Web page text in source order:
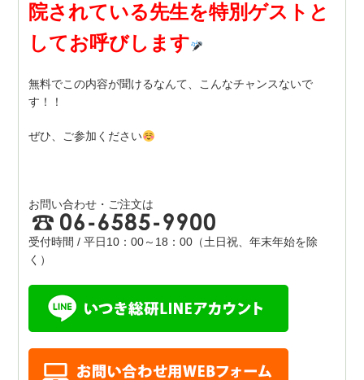
院されている先生を特別ゲストと
してお呼びします
無料でこの内容が聞けるなんて、こんなチャンスないで
す！！
ぜひ、ご参加ください
お問い合わせ・ご注文は
受付時間 / 平日10：00～18：00（土日祝、年末年始を除
く）